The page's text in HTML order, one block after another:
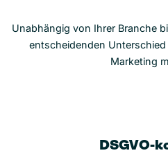
Unabhängig von Ihrer Branche
entscheidenden
Marketing
DSGVO-